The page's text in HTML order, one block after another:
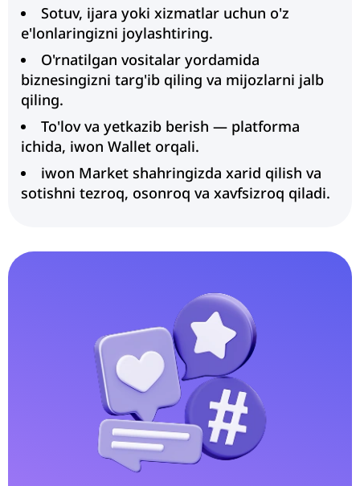
Sotuv, ijara yoki xizmatlar uchun o'z
e'lonlaringizni joylashtiring.
O'rnatilgan vositalar yordamida
biznesingizni targ'ib qiling va mijozlarni jalb
qiling.
To'lov va yetkazib berish — platforma
ichida, iwon Wallet orqali.
iwon Market shahringizda xarid qilish va
sotishni tezroq, osonroq va xavfsizroq qiladi.